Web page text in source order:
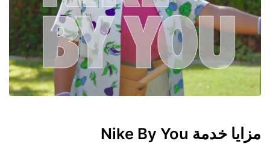
مزايا خدمة Nike By You